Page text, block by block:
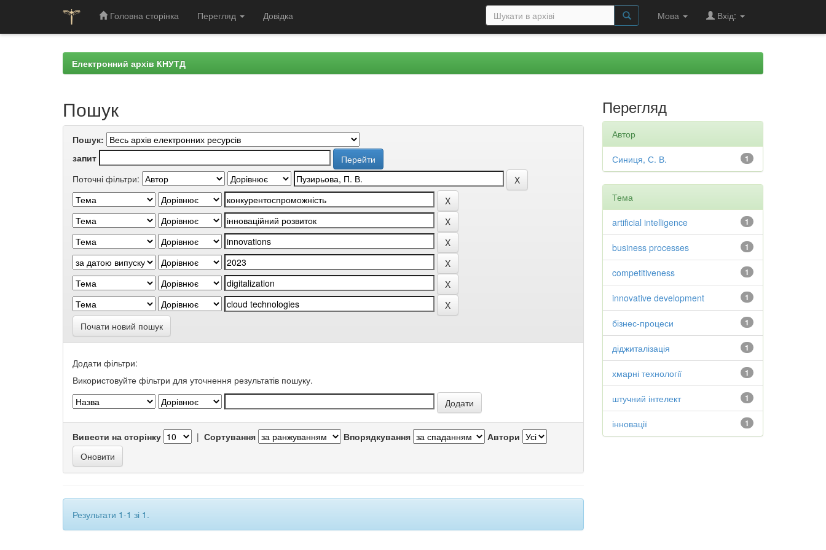
Головна сторінка Перегляд Довідка Мова Вхід:
Електронний архів КНУТД
Пошук
Пошук:
запит
Поточні фільтри:
Почати новий пошук
Додати фільтри:
Використовуйте фільтри для уточнення результатів пошуку.
Вивести на сторінку | Сортування Впорядкування Автори
Результати 1-1 зі 1.
Перегляд
Автор
1
Синиця, С. В.
Тема
1
artificial intelligence
1
business processes
1
competitiveness
1
innovative development
1
бізнес-процеси
1
діджиталізація
1
хмарні технології
1
штучний інтелект
1
інновації